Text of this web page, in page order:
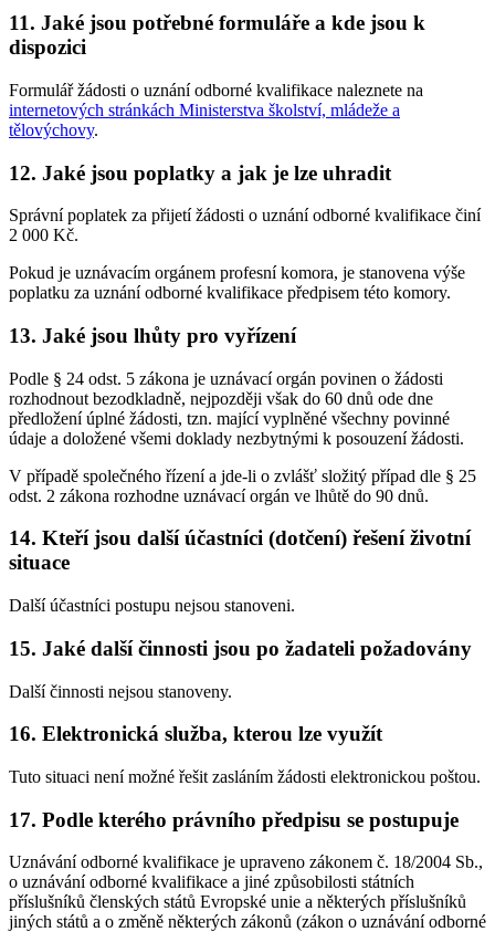
11. Jaké jsou potřebné formuláře a kde jsou k
dispozici
Formulář žádosti o uznání odborné kvalifikace naleznete na
internetových stránkách Ministerstva školství, mládeže a
tělovýchovy.
12. Jaké jsou poplatky a jak je lze uhradit
Správní poplatek za přijetí žádosti o uznání odborné kvalifikace činí
2 000 Kč.
Pokud je uznávacím orgánem profesní komora, je stanovena výše
poplatku za uznání odborné kvalifikace předpisem této komory.
13. Jaké jsou lhůty pro vyřízení
Podle § 24 odst. 5 zákona je uznávací orgán povinen o žádosti
rozhodnout bezodkladně, nejpozději však do 60 dnů ode dne
předložení úplné žádosti, tzn. mající vyplněné všechny povinné
údaje a doložené všemi doklady nezbytnými k posouzení žádosti.
V případě společného řízení a jde-li o zvlášť složitý případ dle § 25
odst. 2 zákona rozhodne uznávací orgán ve lhůtě do 90 dnů.
14. Kteří jsou další účastníci (dotčení) řešení životní
situace
Další účastníci postupu nejsou stanoveni.
15. Jaké další činnosti jsou po žadateli požadovány
Další činnosti nejsou stanoveny.
16. Elektronická služba, kterou lze využít
Tuto situaci není možné řešit zasláním žádosti elektronickou poštou.
17. Podle kterého právního předpisu se postupuje
Uznávání odborné kvalifikace je upraveno zákonem č. 18/2004 Sb.,
o uznávání odborné kvalifikace a jiné způsobilosti státních
příslušníků členských států Evropské unie a některých příslušníků
jiných států a o změně některých zákonů (zákon o uznávání odborné